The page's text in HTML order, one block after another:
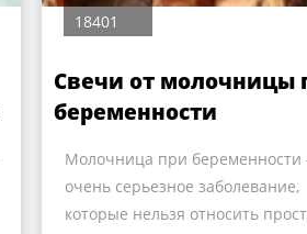
18401
Свечи от молочницы
беременности
Молочница при беременности
очень серьезное заболевание,
которые нельзя относить